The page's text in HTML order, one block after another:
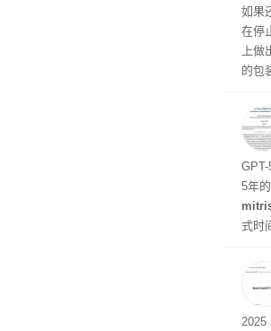
生产
如果
在停
上
的包
初
题
5年
式时
2025